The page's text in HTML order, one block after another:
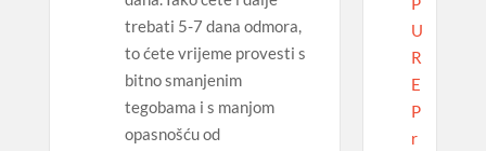
trebati 5-7 dana odmora,
to ćete vrijeme provesti s
bitno smanjenim
tegobama i s manjom
opasnošću od
U
R
E
P
r